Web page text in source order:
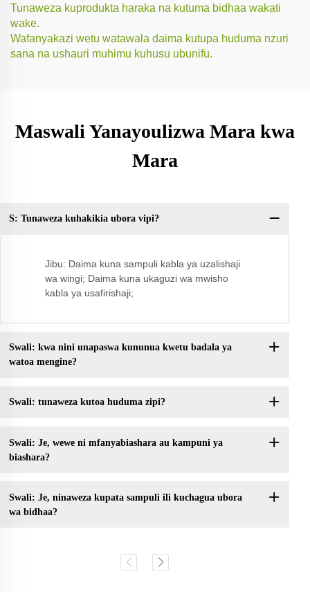
Tunaweza kuprodukta haraka na kutuma bidhaa wakati
wake.
Wafanyakazi wetu watawala daima kutupa huduma nzuri
sana na ushauri muhimu kuhusu ubunifu.
Maswali Yanayoulizwa Mara kwa
Mara
S: Tunaweza kuhakikia ubora vipi?
Jibu: Daima kuna sampuli kabla ya uzalishaji
wa wingi; Daima kuna ukaguzi wa mwisho
kabla ya usafirishaji;
Swali: kwa nini unapaswa kununua kwetu badala ya
watoa mengine?
Swali: tunaweza kutoa huduma zipi?
Swali: Je, wewe ni mfanyabiashara au kampuni ya
biashara?
Swali: Je, ninaweza kupata sampuli ili kuchagua ubora
wa bidhaa?